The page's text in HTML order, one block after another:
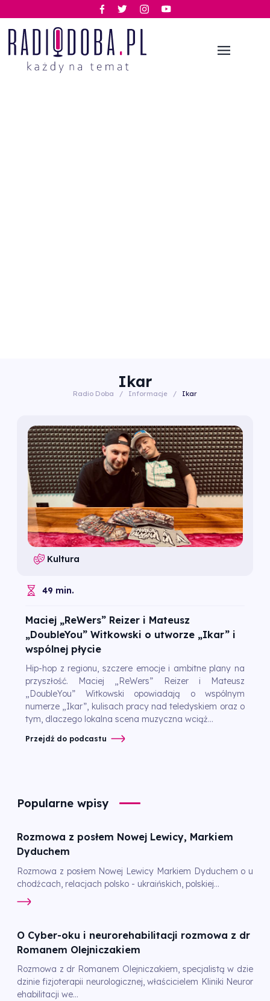
Ikar
Radio Doba / Informacje / Ikar
Kultura
49 min.
Maciej „ReWers” Reizer i Mateusz
„DoubleYou” Witkowski o utworze „Ikar” i
wspólnej płycie
Hip-hop z regionu, szczere emocje i ambitne plany na
przyszłość. Maciej „ReWers” Reizer i Mateusz
„DoubleYou” Witkowski opowiadają o wspólnym
numerze „Ikar”, kulisach pracy nad teledyskiem oraz o
tym, dlaczego lokalna scena muzyczna wciąż...
Przejdź do podcastu
Popularne wpisy
Rozmowa z posłem Nowej Lewicy, Markiem
Dyduchem
Rozmowa z posłem Nowej Lewicy Markiem Dyduchem o u
chodźcach, relacjach polsko - ukraińskich, polskiej...
O Cyber-oku i neurorehabilitacji rozmowa z dr
Romanem Olejniczakiem
Rozmowa z dr Romanem Olejniczakiem, specjalistą w dzie
dzinie fizjoterapii neurologicznej, właścicielem Kliniki Neuror
ehabilitacji we...